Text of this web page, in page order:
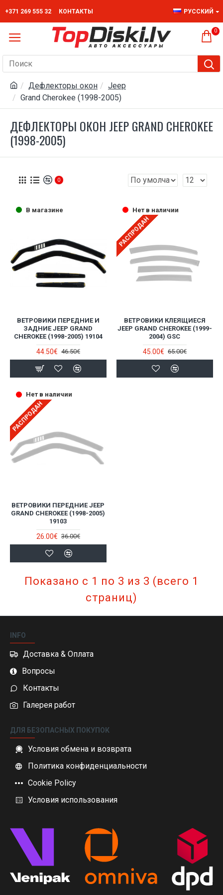
+371 269 555 32 КОНТАКТЫ РУССКИЙ
0
Дефлекторы окон
Jeep
Grand Cherokee (1998-2005)
ДЕФЛЕКТОРЫ ОКОН JEEP GRAND CHEROKEE
(1998-2005)
0
В магазине
ВЕТРОВИКИ ПЕРЕДНИЕ И
ЗАДНИЕ JEEP GRAND
CHEROKEE (1998-2005) 19104
44.50€ 46.50€
Нет в наличии
РАСПРОДАН
ВЕТРОВИКИ КЛЕЯЩИЕСЯ
JEEP GRAND CHEROKEE (1999-
2004) GSC
45.00€ 65.00€
Нет в наличии
РАСПРОДАН
ВЕТРОВИКИ ПЕРЕДНИЕ JEEP
GRAND CHEROKEE (1998-2005)
19103
26.00€ 36.00€
Показано с 1 по 3 из 3 (всего 1
страниц)
INFO
Доставка & Оплата
Вопросы
Контакты
Галерея работ
ДЛЯ БЕЗОПАСНЫХ ПОКУПОК
Условия обмена и возврата
Политика конфиденциальности
Cookie Policy
Условия использования